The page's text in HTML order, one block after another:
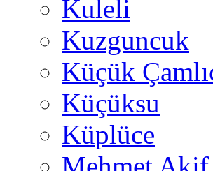
Kuleli
Kuzguncuk
Küçük
Küçüksu
Küplüce